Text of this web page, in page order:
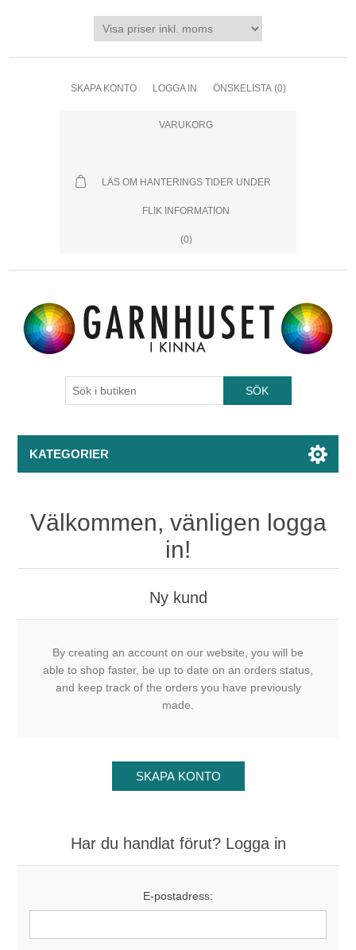
SKAPA KONTO LOGGA IN ÖNSKELISTA (0)
VARUKORG
LÄS OM HANTERINGS TIDER UNDER
FLIK INFORMATION
(0)
KATEGORIER
Välkommen, vänligen logga
in!
Ny kund
By creating an account on our website, you will be
able to shop faster, be up to date on an orders status,
and keep track of the orders you have previously
made.
Har du handlat förut? Logga in
E-postadress: